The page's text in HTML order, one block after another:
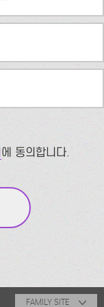
에 동의합니다.
FAMILY SITE